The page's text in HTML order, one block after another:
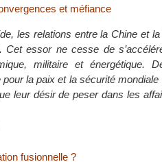
et méfiance
les relations entre la Chine et
Cet essor ne cesse de
militaire et énergétique.
la paix et la sécurité
leur désir de peser dans les
fusionnelle ?